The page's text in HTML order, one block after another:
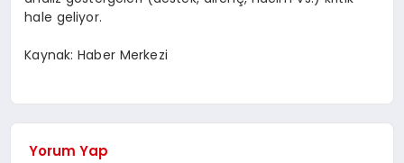
hale geliyor.
Kaynak: Haber Merkezi
Yorum Yap